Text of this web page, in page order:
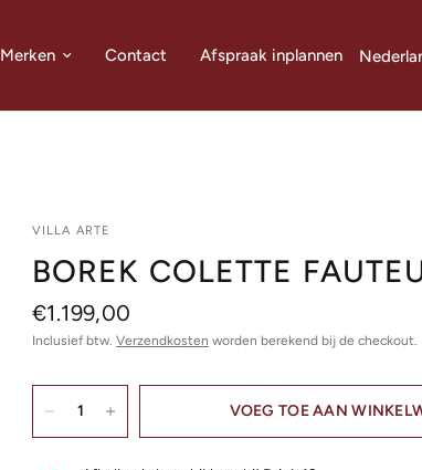
Merken Contact Afspraak inplannen Land/
VILLA ARTE
BOREK COLETTE
€1.199,00
Inclusief btw. Verzendkosten worden berekend bij de checkout.
VOEG TOE AAN